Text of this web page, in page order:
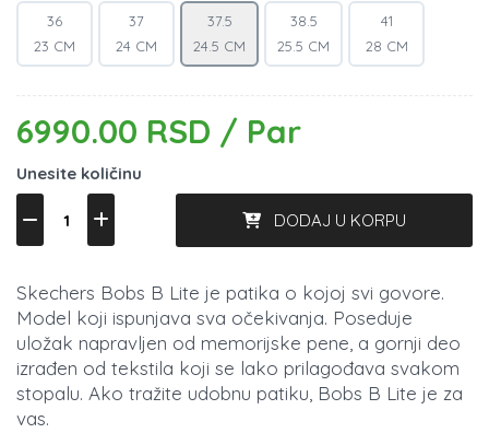
36
23 CM
37
24 CM
37.5
24.5 CM
38.5
25.5 CM
41
28 CM
6990.00 RSD / Par
Unesite količinu
DODAJ U KORPU
Skechers Bobs B Lite je patika o kojoj svi govore.
Model koji ispunjava sva očekivanja. Poseduje
uložak napravljen od memorijske pene, a gornji deo
izrađen od tekstila koji se lako prilagođava svakom
stopalu. Ako tražite udobnu patiku, Bobs B Lite je za
vas.